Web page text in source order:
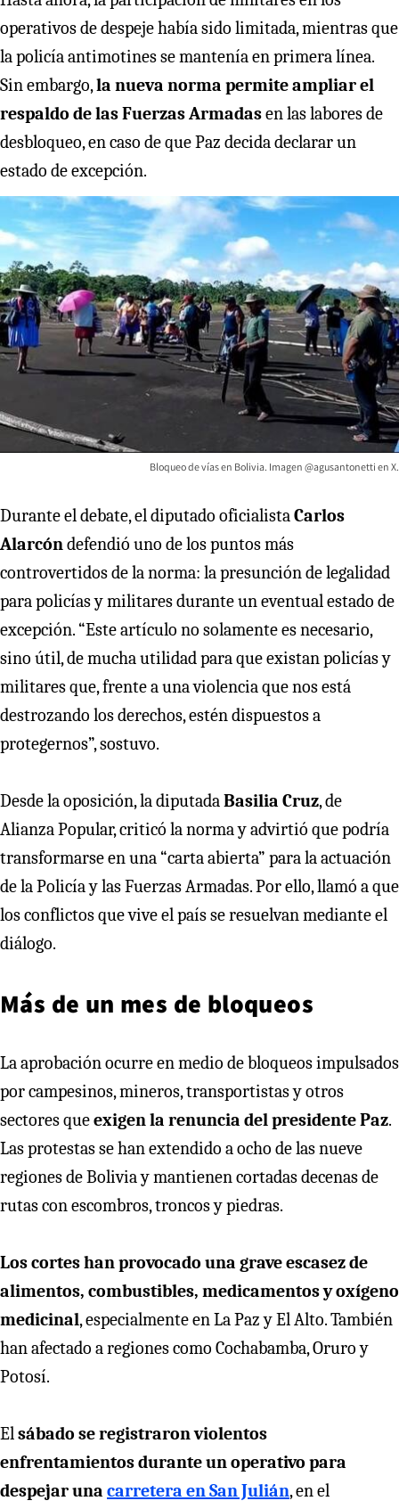
operativos de despeje había sido limitada, mientras que
la policía antimotines se mantenía en primera línea.
Sin embargo,la nueva norma permite ampliar el
respaldo de las Fuerzas Armadasen las labores de
desbloqueo, en caso de que Paz decida declarar un
estado de excepción.
Bloqueo de vías en Bolivia. Imagen @agusantonetti en X.
Durante el debate, el diputado oficialista Carlos
Alarcón defendió uno de los puntos más
controvertidos de la norma: la presunción de legalidad
para policías y militares durante un eventual estado de
excepción. “Este artículo no solamente es necesario,
sino útil, de mucha utilidad para que existan policías y
militares que, frente a una violencia que nos está
destrozando los derechos, estén dispuestos a
protegernos”, sostuvo.
Desde la oposición, la diputada Basilia Cruz, de
Alianza Popular, criticó la norma y advirtió que podría
transformarse en una “carta abierta” para la actuación
de la Policía y las Fuerzas Armadas. Por ello, llamó a que
los conflictos que vive el país se resuelvan mediante el
diálogo.
Más de un mes de bloqueos
La aprobación ocurre en medio de bloqueos impulsados
por campesinos, mineros, transportistas y otros
sectores queexigen la renuncia del presidente Paz.
Las protestas se han extendido a ocho de las nueve
regiones de Bolivia y mantienen cortadas decenas de
rutas con escombros, troncos y piedras.
Los cortes han provocado una grave escasez de
alimentos, combustibles, medicamentos y oxígeno
medicinal, especialmente en La Paz y El Alto. También
han afectado a regiones como Cochabamba, Oruro y
Potosí.
El sábado se registraron violentos
enfrentamientos durante un operativo para
despejar una carretera en San Julián, en el